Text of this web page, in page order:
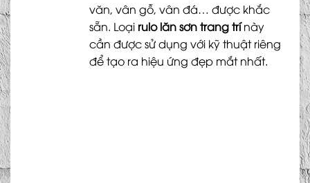
văn, vân gỗ, vân đá… được khắc
sẵn. Loại rulo lăn sơn trang trínày
cần được sử dụng với kỹ thuật riêng
để tạo ra hiệu ứng đẹp mắt nhất.